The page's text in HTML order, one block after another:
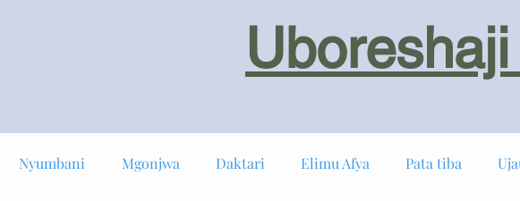
Nyumbani Mgonjwa Daktari Elimu Afya Pata tiba